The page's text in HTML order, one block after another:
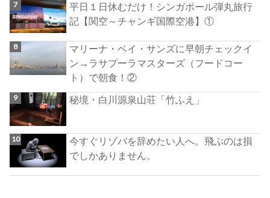
平日１日休むだけ！シンガポール弾丸旅行
記【関空～チャンギ国際空港】①
マリーナ・ベイ・サンズに早朝チェックイ
ン→ラサプーラマスターズ（フードコー
ト）で朝食！②
秘境・白川源泉山荘「竹ふえ」
今すぐリゾバを辞めたい人へ。飛ぶのは損
でしかありません。